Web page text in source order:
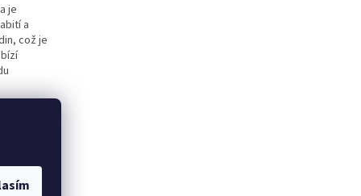
je
a
což je
na